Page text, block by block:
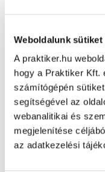
Weboldalunk sütiket
A praktiker.hu
hogy a Praktiker Kft.
számítógépén
segítségével az
webanalitikai és
megjelenítése
az adatkezelési